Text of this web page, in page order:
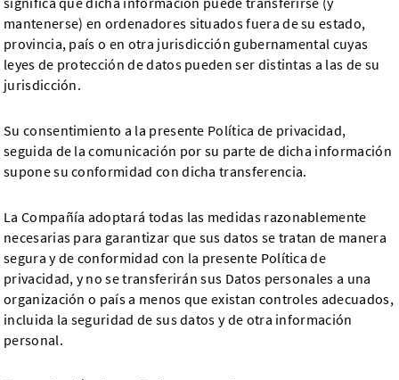
mantenerse) en ordenadores situados fuera de su estado,
provincia, país o en otra jurisdicción gubernamental cuyas
leyes de protección de datos pueden ser distintas a las de su
jurisdicción.
Su consentimiento a la presente Política de privacidad,
seguida de la comunicación por su parte de dicha información
supone su conformidad con dicha transferencia.
La Compañía adoptará todas las medidas razonablemente
necesarias para garantizar que sus datos se tratan de manera
segura y de conformidad con la presente Política de
privacidad, y no se transferirán sus Datos personales a una
organización o país a menos que existan controles adecuados,
incluida la seguridad de sus datos y de otra información
personal.